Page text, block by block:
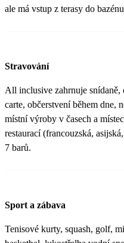
ale má vstup z terasy do
Stravování
All inclusive zahrnuje snídaně,
carte, občerstvení během dne,
místní výroby v časech a
restaurací (francouzská,
7 barů.
Sport a zábava
Tenisové kurty, squash, golf,